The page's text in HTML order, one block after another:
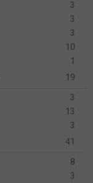
3
3
3
10
1
19
3
13
3
41
8
3